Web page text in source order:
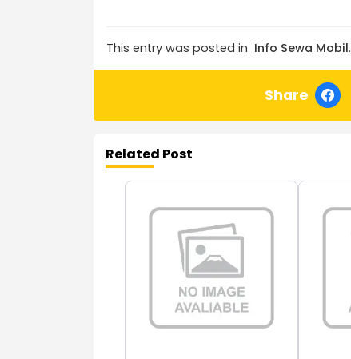
This entry was posted in Info Sewa Mobil
Share
Related Post